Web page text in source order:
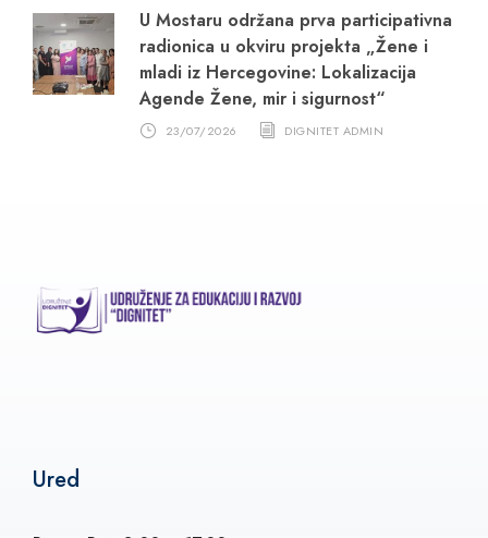
U Mostaru održana prva participativna
radionica u okviru projekta „Žene i
mladi iz Hercegovine: Lokalizacija
Agende Žene, mir i sigurnost“
23/07/2026 DIGNITET ADMIN
Ured